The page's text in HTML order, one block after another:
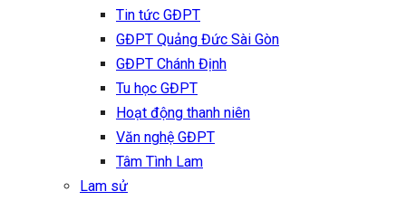
Tin tức GĐPT
GĐPT Quảng Đức Sài Gòn
GĐPT Chánh Định
Tu học GĐPT
Hoạt động thanh niên
Văn nghệ GĐPT
Tâm Tình Lam
Lam sử